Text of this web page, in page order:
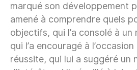
marqué son développement
amené à comprendre quels
objectifs, qui l’a consolé à
qui l’a encouragé à l’occasion
réussite, qui lui a suggéré un